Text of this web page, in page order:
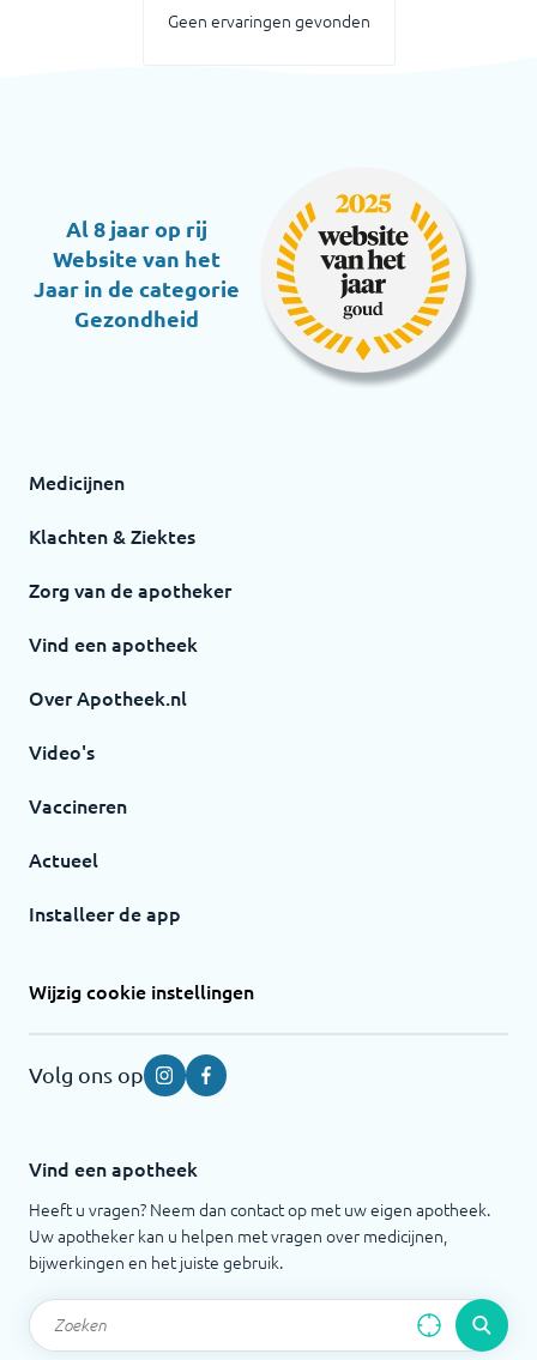
Geen ervaringen gevonden
Al 8 jaar op rij
Website van het
Jaar in de categorie
Gezondheid
Medicijnen
Klachten & Ziektes
Zorg van de apotheker
Vind een apotheek
Over Apotheek.nl
Video's
Vaccineren
Actueel
Installeer de app
Wijzig cookie instellingen
Volg ons op InstagramFacebook
Vind een apotheek
Heeft u vragen? Neem dan contact op met uw eigen apotheek.
Uw apotheker kan u helpen met vragen over medicijnen,
bijwerkingen en het juiste gebruik.